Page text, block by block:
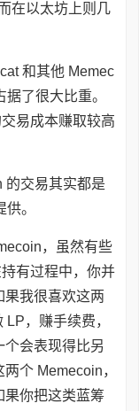
在以太坊上则几
和其他 Memec
了很大比重。
易成本赚取较高
的交易其实都是
。
，虽然有些
有过程中，你并
果我很喜欢这两
，赚手续费，
会表现得比另
个 Memecoin，
果你把这类蓝筹